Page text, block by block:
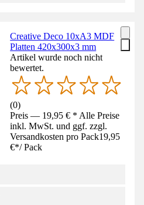
Creative Deco 10xA3 MDF
Platten 420x300x3 mm
Artikel wurde noch nicht
bewertet.
(0)
Preis — 19,95 € * Alle Preise
inkl. MwSt. und ggf. zzgl.
Versandkosten pro Pack19,95
€*/ Pack